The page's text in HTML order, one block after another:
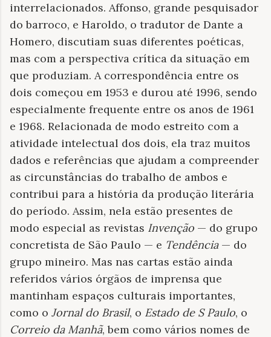
interrelacionados. Affonso, grande pesquisador
do barroco, e Haroldo, o tradutor de Dante a
Homero, discutiam suas diferentes poéticas,
mas com a perspectiva crítica da situação em
que produziam. A correspondência entre os
dois começou em 1953 e durou até 1996, sendo
especialmente frequente entre os anos de 1961
e 1968. Relacionada de modo estreito com a
atividade intelectual dos dois, ela traz muitos
dados e referências que ajudam a compreender
as circunstâncias do trabalho de ambos e
contribui para a história da produção literária
do período. Assim, nela estão presentes de
modo especial as revistas Invenção — do grupo
concretista de São Paulo — e Tendência— do
grupo mineiro. Mas nas cartas estão ainda
referidos vários órgãos de imprensa que
mantinham espaços culturais importantes,
como o Jornal do Brasil, o Estado de S Paulo, o
Correio da Manhã, bem como vários nomes de